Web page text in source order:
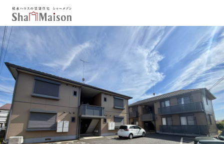
保存した条件
お気に入り
新着メール設定
最近見た物件
北海道 東北
関東
中部
関西
中国・四国
九州